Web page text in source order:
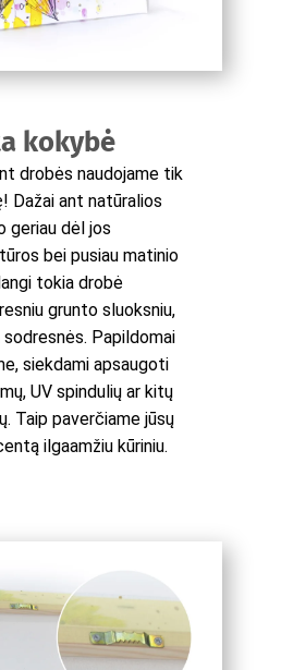
kokybė
drobės naudojame tik
Dažai ant natūralios
geriau dėl jos
bei pusiau matinio
tokia drobė
grunto sluoksniu,
Papildomai
siekdami apsaugoti
UV spindulių ar kitų
Taip paverčiame jūsų
ilgaamžiu kūriniu.